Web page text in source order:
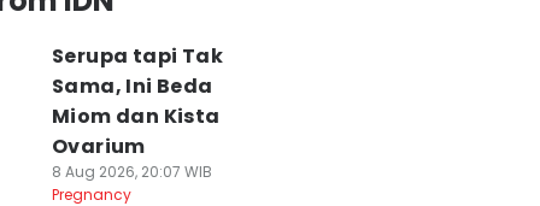
Ada Orang
Progres
Cepat, Ada
Tidak?
Agu 2026, 17:06 WIB
[QUIZ] Dari
Aktivitas
Harianmu, Plank
atau Push Up yang
08 Agu 2026, 16:55 WIB
Serupa tapi Tak
Sama, Ini Beda
Miom dan Kista
Ovarium
8 Aug 2026, 20:07 WIB
Pregnancy